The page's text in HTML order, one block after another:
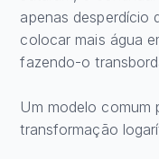
apenas desperdício
colocar mais água
fazendo-o
Um modelo comum
transformação